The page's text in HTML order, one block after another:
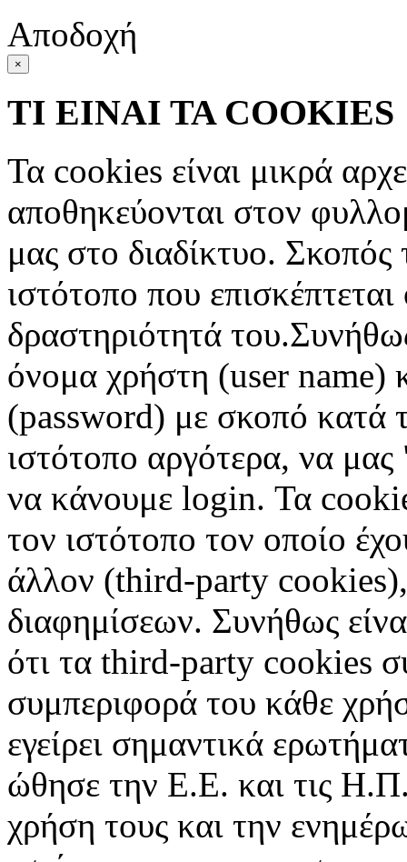
Αποδοχή
×
ΤΙ ΕΙΝΑΙ ΤΑ COOKIES
Τα cookies είναι μικρά
αποθηκεύονται στον
μας στο διαδίκτυο. Σκοπός
ιστότοπο που
δραστηριότητά
όνομα χρήστη (user name)
(password) με σκοπό κατά
ιστότοπο αργότερα, να μας
να κάνουμε login. Τα
τον ιστότοπο τον οποίο
άλλον (third-party
διαφημίσεων. Συνήθως
ότι τα third-party cookies
συμπεριφορά του κάθε
εγείρει σημαντικά
ώθησε την Ε.Ε. και τις
χρήση τους και την